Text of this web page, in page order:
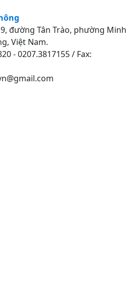
đường Tân Trào, phường Minh
Việt Nam.
- 0207.3817155 / Fax: